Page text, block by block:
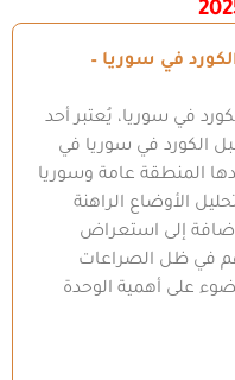
في سوريا –
في سوريا، يُعتبر أحد
الكورد في سوريا في
المنطقة عامة وسوريا
الأوضاع الراهنة
إلى استعراض
في ظل الصراعات
على أهمية الوحدة